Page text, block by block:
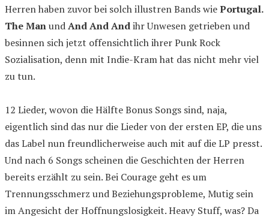
Herren haben zuvor bei solch illustren Bands wiePortugal.
The ManundAnd And Andihr Unwesen getrieben und
besinnen sich jetzt offensichtlich ihrer Punk Rock
Sozialisation, denn mit Indie-Kram hat das nicht mehr viel
zu tun.
12 Lieder, wovon die Hälfte Bonus Songs sind, naja,
eigentlich sind das nur die Lieder von der ersten EP, die uns
das Label nun freundlicherweise auch mit auf die LP presst.
Und nach 6 Songs scheinen die Geschichten der Herren
bereits erzählt zu sein. Bei Courage geht es um
Trennungsschmerz und Beziehungsprobleme, Mutig sein
im Angesicht der Hoffnungslosigkeit. Heavy Stuff, was? Da